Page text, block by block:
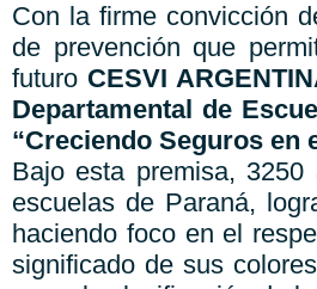
Con la firme convicción
de prevención que
futuro CESVI
Departamental de
“Creciendo Seguros en
Bajo esta premisa,
escuelas de Paraná,
haciendo foco en el
significado de sus